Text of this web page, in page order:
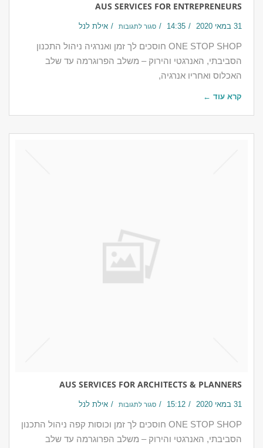
AUS SERVICES FOR ENTREPRENEURS
31 במאי 2020 14:35 סגור לתגובות אילת לנל
ONE STOP SHOP חוסכים לך זמן ואנרגיה ניהול התכנון
הסביבתי, האנרגטי והירוק – משלב הפרוגרמה עד שלב
האכלוס ואחריו​​ אנרגיה,
קרא עוד ←
AUS SERVICES FOR ARCHITECTS & PLANNERS
31 במאי 2020 15:12 סגור לתגובות אילת לנל
ONE STOP SHOP חוסכים לך זמן וכוסות קפה ניהול התכנון
הסביבתי, האנרגטי והירוק – משלב הפרוגרמה עד שלב